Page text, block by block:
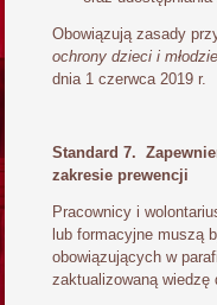
Obowiązują zasady
ochrony dzieci i
dnia 1 czerwca 2019 r.
Standard 7.
zakresie prewencji
Pracownicy i
lub formacyjne muszą
obowiązujących w
zaktualizowaną wiedzę